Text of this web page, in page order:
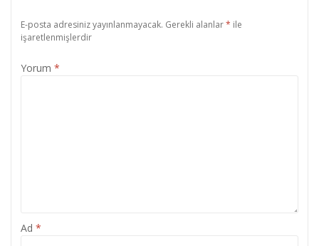
E-posta adresiniz yayınlanmayacak. Gerekli alanlar* ile
işaretlenmişlerdir
Yorum *
Ad *